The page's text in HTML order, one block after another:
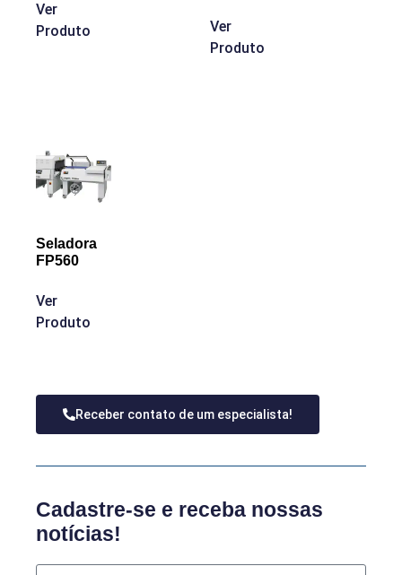
Ver
Produto
Ver
Produto
Seladora
FP560
Ver
Produto
Receber contato de um especialista!
Cadastre-se e receba nossas
notícias!